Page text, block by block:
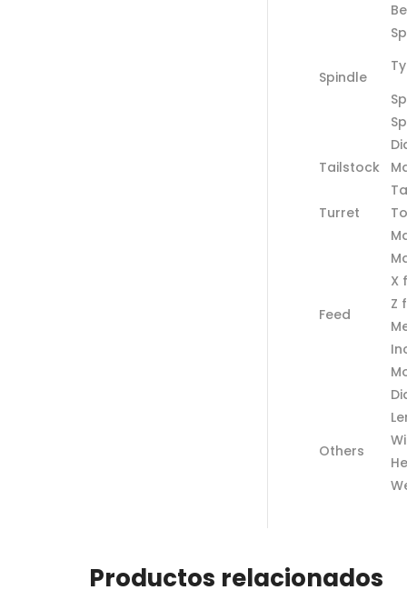
Spindle
Tailstock
Turret
Feed
X
Z
Others
Productos relacionados